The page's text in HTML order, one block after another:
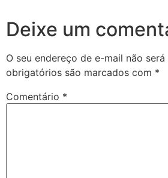
Deixe um
O seu endereço de e-mail não
obrigatórios são marcados com *
Comentário *